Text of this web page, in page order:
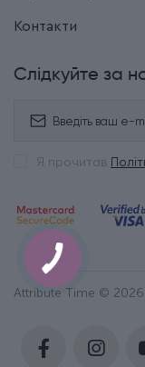
Контакти
Слідкуйте за
Я прочитав
Attribute Time © 2026